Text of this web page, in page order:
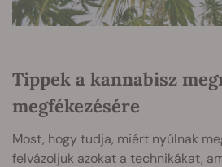
Tippek a kannabisz
megfékezésére
Most, hogy tudja, miért nyúlnak
felvázoljuk azokat a technikákat,